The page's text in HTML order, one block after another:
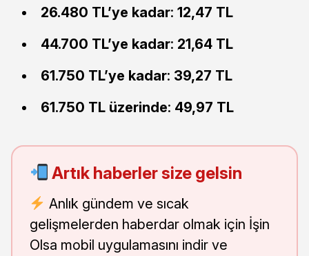
26.480 TL’ye kadar: 12,47 TL
44.700 TL’ye kadar: 21,64 TL
61.750 TL’ye kadar: 39,27 TL
61.750 TL üzerinde: 49,97 TL
Artık haberler size gelsin
Anlık gündem ve sıcak
gelişmelerden haberdar olmak için İşin
Olsa mobil uygulamasını indir ve